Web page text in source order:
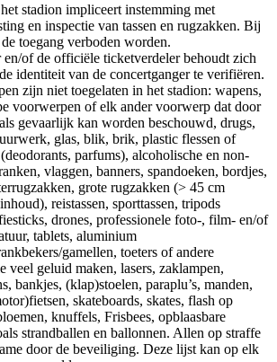
stadion impliceert instemming met
en inspectie van tassen en rugzakken. Bij
toegang verboden worden.
en/of de officiële ticketverdeler behoudt zich
identiteit van de concertganger te verifiëren.
zijn niet toegelaten in het stadion: wapens,
voorwerpen of elk ander voorwerp dat door
gevaarlijk kan worden beschouwd, drugs,
glas, blik, brik, plastic flessen of
parfums), alcoholische en non-
vlaggen, banners, spandoeken, bordjes,
grote rugzakken (> 45 cm
reistassen, sporttassen, tripods
drones, professionele foto-, film- en/of
tablets, aluminium
gamellen, toeters of andere
veel geluid maken, lasers, zaklampen,
bankjes, (klap)stoelen, paraplu’s, manden,
skateboards, skates, flash op
knuffels, Frisbees, opblaasbare
strandballen en ballonnen. Allen op straffe
door de beveiliging. Deze lijst kan op elk